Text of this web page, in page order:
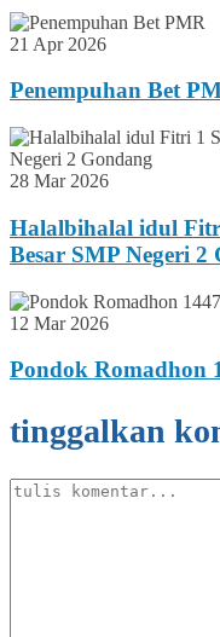
21 Apr 2026
Penempuhan Bet
28 Mar 2026
Halalbihalal idul
Besar SMP Negeri 2
12 Mar 2026
Pondok Romadhon
tinggalkan